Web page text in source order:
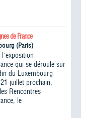
de France
(Paris)
l'exposition
qui se déroule sur
du Luxembourg
juillet prochain,
Rencontres
le